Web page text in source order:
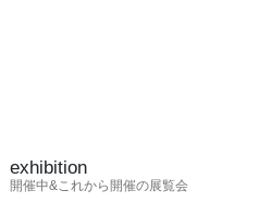
exhibition
開催中&これから開催の展覧会